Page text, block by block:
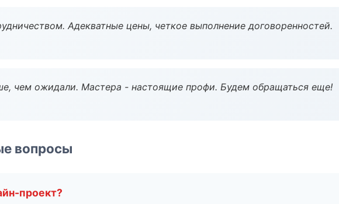
Адекватные цены, четкое выполнение договоренностей.
чем ожидали. Мастера - настоящие профи. Будем обращаться еще!
вопросы
проект?